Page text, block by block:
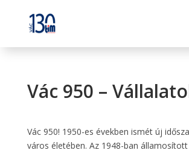
Vác 950 –
Vác 950! 1950-es években ismét új
város életében. Az 1948-ban